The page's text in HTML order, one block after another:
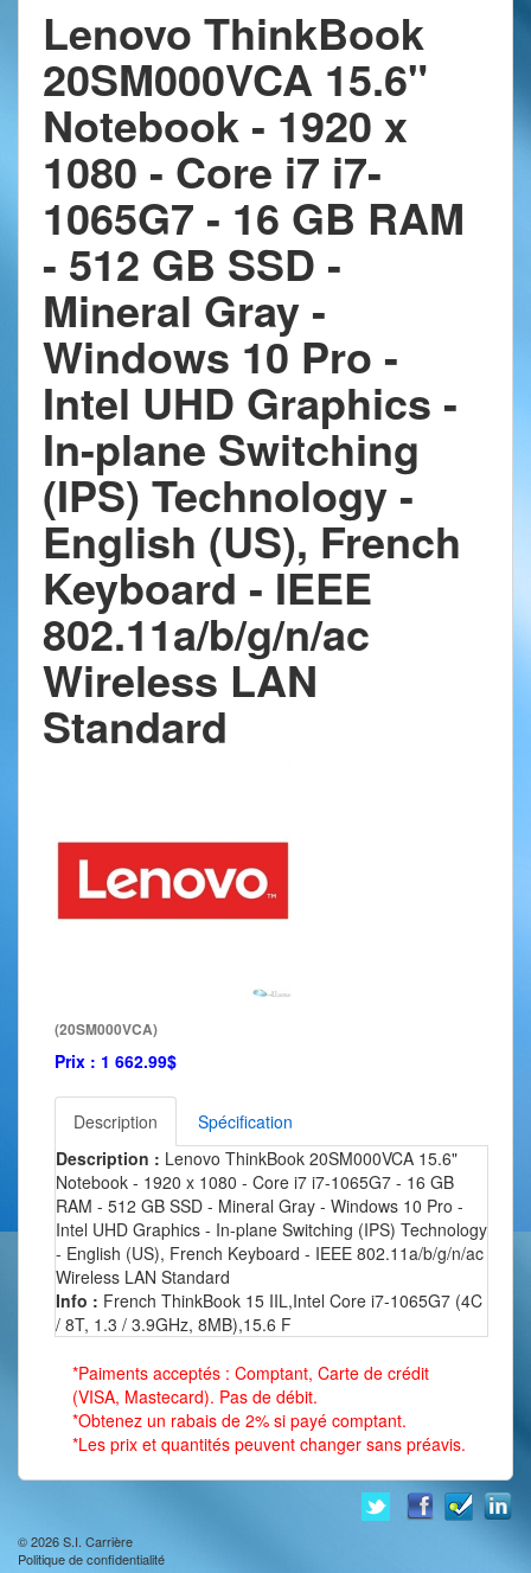
Lenovo ThinkBook
20SM000VCA 15.6"
Notebook - 1920 x
1080 - Core i7 i7-
1065G7 - 16 GB RAM
- 512 GB SSD -
Mineral Gray -
Windows 10 Pro -
Intel UHD Graphics -
In-plane Switching
(IPS) Technology -
English (US), French
Keyboard - IEEE
802.11a/b/g/n/ac
Wireless LAN
Standard
(20SM000VCA)
Prix : 1 662.99$
Description
Spécification
Description : Lenovo ThinkBook 20SM000VCA 15.6"
Notebook - 1920 x 1080 - Core i7 i7-1065G7 - 16 GB
RAM - 512 GB SSD - Mineral Gray - Windows 10 Pro -
Intel UHD Graphics - In-plane Switching (IPS) Technology
- English (US), French Keyboard - IEEE 802.11a/b/g/n/ac
Wireless LAN Standard
Info : French ThinkBook 15 IIL,Intel Core i7-1065G7 (4C
/ 8T, 1.3 / 3.9GHz, 8MB),15.6 F
*Paiments acceptés : Comptant, Carte de crédit
(VISA, Mastecard). Pas de débit.
*Obtenez un rabais de 2% si payé comptant.
*Les prix et quantités peuvent changer sans préavis.
© 2026S.I. Carrière
Politique de confidentialité